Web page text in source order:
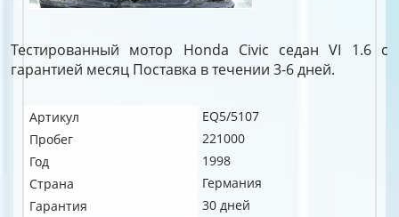
Тестированный мотор Honda Civic седан VI 1.6 c
гарантией месяц Поставка в течении 3-6 дней.
Артикул
EQ5/5107
Пробег
221000
Год
1998
Страна
Германия
Гарантия
30 дней